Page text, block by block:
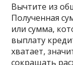
Вычтите из
Полученная
или сумма,
выплату
хватает,
сокращать